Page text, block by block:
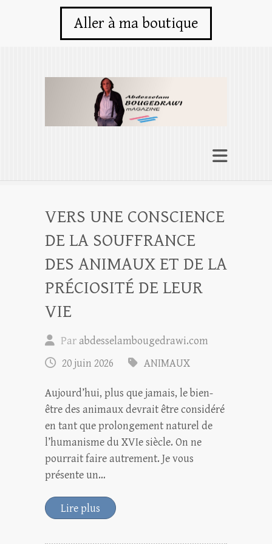
Aller à ma boutique
VERS UNE CONSCIENCE
DE LA SOUFFRANCE
DES ANIMAUX ET DE LA
PRÉCIOSITÉ DE LEUR
VIE
Par abdesselambougedrawi.com
20 juin 2026
ANIMAUX
Aujourd’hui, plus que jamais, le bien-
être des animaux devrait être considéré
en tant que prolongement naturel de
l’humanisme du XVIe siècle. On ne
pourrait faire autrement. Je vous
présente un…
Lire plus